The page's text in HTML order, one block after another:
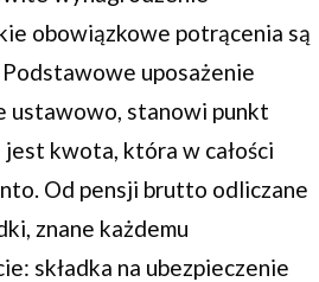
obowiązkowe potrącenia są
uposażenie
ustawowo, stanowi punkt
kwota, która w całości
Od pensji brutto odliczane
znane każdemu
składka na ubezpieczenie